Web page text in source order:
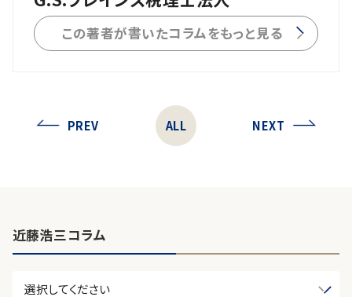
この著者が書いたコラムをもっと見る
PREV ALL NEXT
近藤浩三コラム